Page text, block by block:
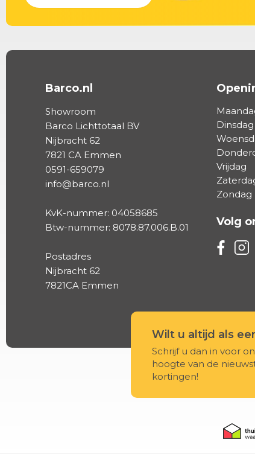
Barco.nl
Showroom
Barco Lichttotaal BV
Nijbracht 62
7821 CA Emmen
0591-659079
info@barco.nl
KvK-nummer: 04058685
Btw-nummer: 8078.87.006.B.01
Postadres
Nijbracht 62
7821CA Emmen
Dinsdag
Vrijdag
Zondag
Volg
Volg
Wilt u altijd als
Schrijf u dan in voor
hoogte van de
kortingen!